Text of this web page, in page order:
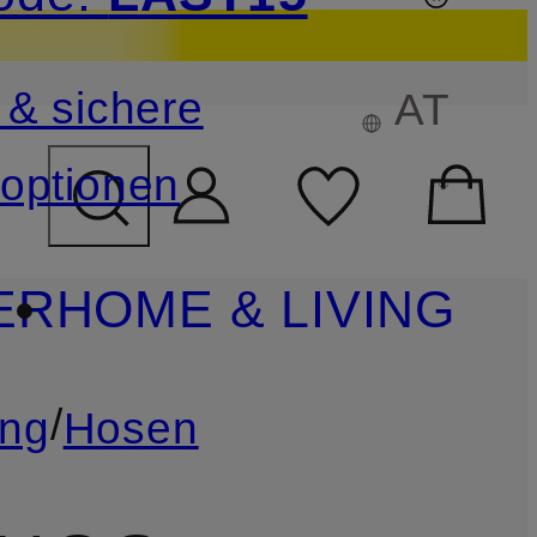
ÜBERSPRINGEN
sichere
AT
HOME & LIVING
/Hosen